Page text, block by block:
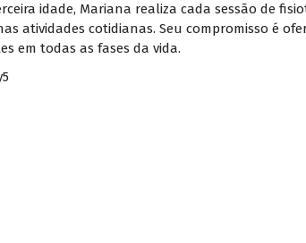
idade, Mariana realiza cada sessão de
atividades cotidianas. Seu compromisso é
em todas as fases da vida.